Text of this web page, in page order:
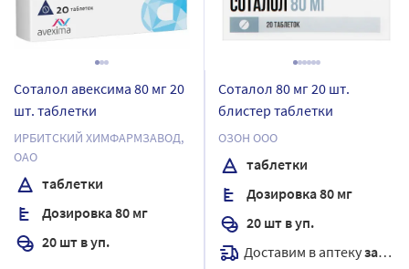
Соталол авексима 80 мг 20
шт. таблетки
ИРБИТСКИЙ ХИМФАРМЗАВОД,
ОАО
таблетки
Дозировка 80 мг
20 шт в уп.
Соталол 80 мг 20 шт.
блистер таблетки
ОЗОН ООО
таблетки
Дозировка 80 мг
20 шт в уп.
Доставим в аптекузавтра